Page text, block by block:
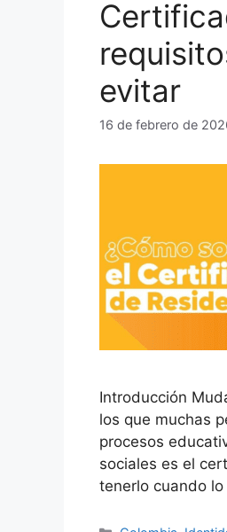
evitar
16 de febrero de
Introducción
los que muchas
procesos
sociales es el
tenerlo cuando